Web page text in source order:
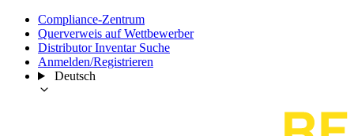
Compliance-Zentrum
Querverweis auf Wettbewerber
Distributor Inventar Suche
Anmelden/Registrieren
Deutsch